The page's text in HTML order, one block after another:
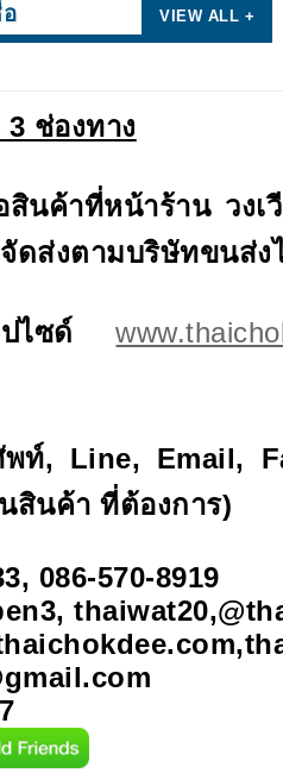
VIEW ALL +
ช่องทาง
สินค้าที่หน้าร้าน วง
ดส่งตามบริษัทขนส่
วปไซด์
พท์, Line, Email,
สินค้า ที่ต้องการ)
086-570-8919